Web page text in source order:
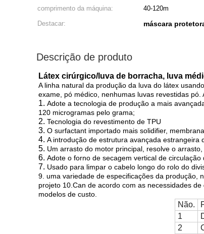
comprimento da máquina:
40-120m
Destacar:
máscara
Descrição de produto
Látex cirúrgico/luva de borracha, luva
A linha natural da produção da luva do látex
exame, pó médico, nenhumas luvas revestidas
1. Adote a tecnologia de produção a mais
120 microgramas pelo grama;
2. Tecnologia do revestimento de TPU
3. O surfactant importado mais solidifier,
4. A introdução de estrutura avançada
5. Um arrasto do motor principal, resolve o
6. Adote o forno de secagem vertical de
7. Usado para limpar o cabelo longo do rolo do
9. uma variedade de especificações da produção,
projeto 10.Can de acordo com as necessidades
modelos de custo.
Não.
1
2